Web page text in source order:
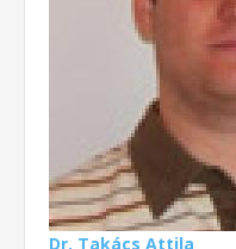
Dr. Takács Attila